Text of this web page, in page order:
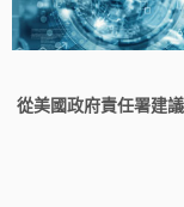
從美國政府責任署建